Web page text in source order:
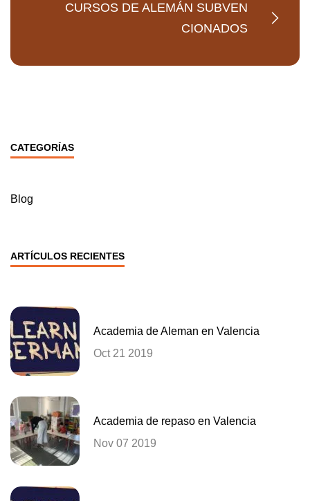
CURSOS DE ALEMÁN SUBVEN
CIONADOS
CATEGORÍAS
Blog
ARTÍCULOS RECIENTES
Academia de Aleman en Valencia
Oct 21 2019
Academia de repaso en Valencia
Nov 07 2019